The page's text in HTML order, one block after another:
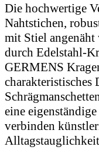
Die hochwertige
Nahtstichen,
mit Stiel
durch Edelstahl-
GERMENS
charakteristisches
eine
verbinden